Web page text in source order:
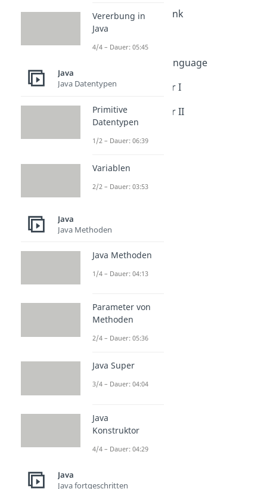
Relationale Datenbank
Dauer: 05:53
Dauer: 05:54
Structured Query Language
Schichtenarchitektur I
Schichtenarchitektur II
Dauer: 04:19
Vererbung in
Java
4/4 – Dauer: 05:45
Java
Java Datentypen
Primitive
Datentypen
1/2 – Dauer: 06:39
Variablen
2/2 – Dauer: 03:53
Java
Java Methoden
Java Methoden
1/4 – Dauer: 04:13
Parameter von
Methoden
2/4 – Dauer: 05:36
Java Super
3/4 – Dauer: 04:04
Java
Konstruktor
4/4 – Dauer: 04:29
Java
Java fortgeschritten